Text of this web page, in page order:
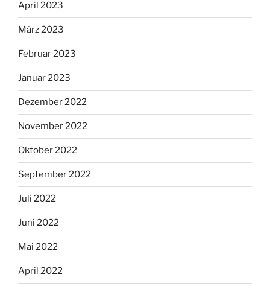
April 2023
März 2023
Februar 2023
Januar 2023
Dezember 2022
November 2022
Oktober 2022
September 2022
Juli 2022
Juni 2022
Mai 2022
April 2022